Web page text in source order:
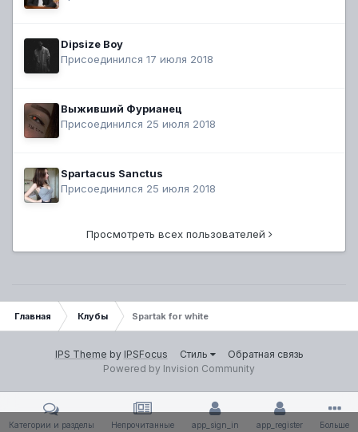
Dipsize Boy
Присоединился 17 июля 2018
Выживший Фурианец
Присоединился 25 июля 2018
Spartacus Sanctus
Присоединился 25 июля 2018
Просмотреть всех пользователей
Главная Клубы Spartak for white
IPS Theme by IPSFocus Стиль
Обратная связь
Powered by Invision Community
Категории и разделы Непрочитанные app_sign_in app_register Больше